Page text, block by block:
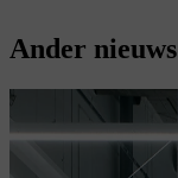
Ander nieuws